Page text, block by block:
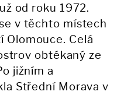
od roku 1972.
v těchto místech
Olomouce. Celá
obtékaný ze
jižním a
Střední Morava v